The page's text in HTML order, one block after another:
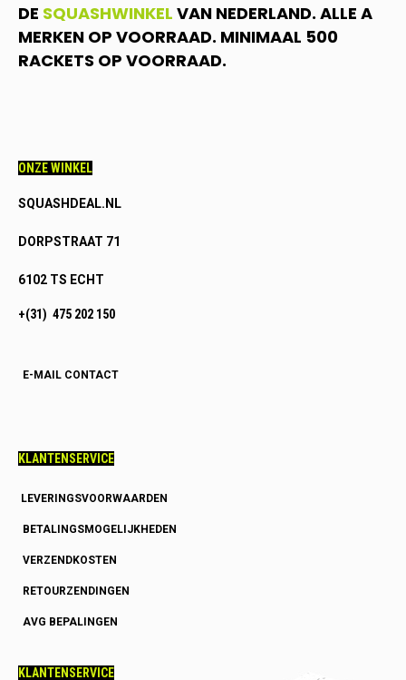
DE SQUASHWINKEL VAN NEDERLAND. ALLE A
MERKEN OP VOORRAAD. MINIMAAL 500
RACKETS OP VOORRAAD.
ONZE WINKEL
SQUASHDEAL.NL
DORPSTRAAT 71
6102 TS ECHT
+(31) 475 202 150
E-MAIL CONTACT
KLANTENSERVICE
LEVERINGSVOORWAARDEN
BETALINGSMOGELIJKHEDEN
VERZENDKOSTEN
RETOURZENDINGEN
AVG BEPALINGEN
KLANTENSERVICE